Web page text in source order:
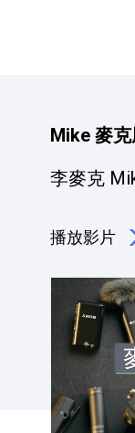
Mike 麥
李麥克
播放影片
點擊播放：